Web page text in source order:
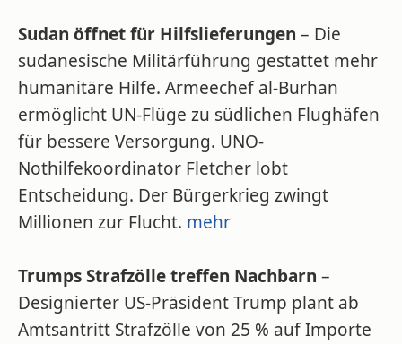
Sudan öffnet für Hilfslieferungen – Die
sudanesische Militärführung gestattet mehr
humanitäre Hilfe. Armeechef al-Burhan
ermöglicht UN-Flüge zu südlichen Flughäfen
für bessere Versorgung. UNO-
Nothilfekoordinator Fletcher lobt
Entscheidung. Der Bürgerkrieg zwingt
Millionen zur Flucht. mehr
Trumps Strafzölle treffen Nachbarn –
Designierter US-Präsident Trump plant ab
Amtsantritt Strafzölle von 25 % auf Importe